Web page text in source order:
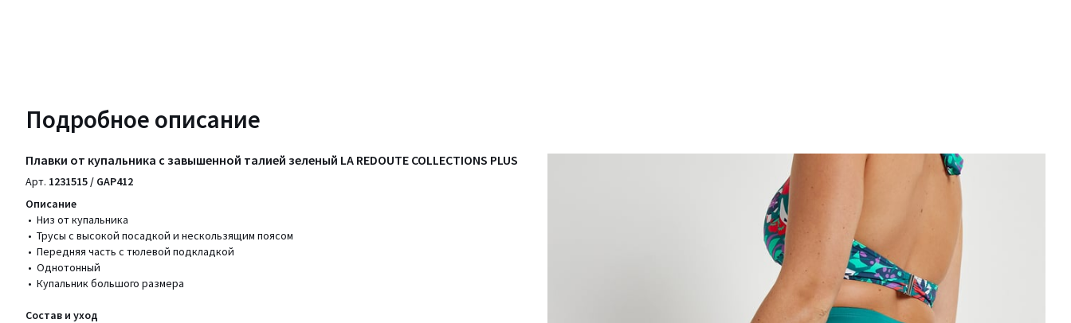
Подробное описание
Плавки от купальника с завышенной талией зеленый LA REDOUTE COLLECTIONS PLUS
Арт. 1231515 / GAP412
Описание
• Низ от купальника
• Трусы с высокой посадкой и нескользящим поясом
• Передняя часть с тюлевой подкладкой
• Однотонный
• Купальник большого размера
Состав и уход